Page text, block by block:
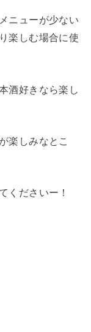
ニューが少ない
楽しむ場合に使
酒好きなら楽し
楽しみなとこ
くださいー！